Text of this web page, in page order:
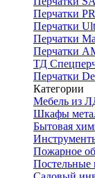
Перчатки
Перчатки
Перчатки
Перчатки
ТД
Перчатки
Категории
Мебель из
Шкафы
Бытовая
Пожарное
Постельные